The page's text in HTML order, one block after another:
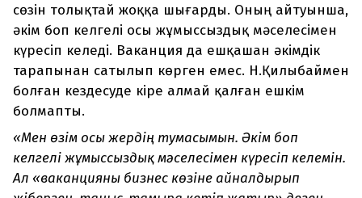
сөзін толықтай жоққа шығарды. Оның айтуынша,
әкім боп келгелі осы жұмыссыздық мәселесімен
күресіп келеді. Ваканция да ешқашан әкімдік
тарапынан сатылып көрген емес. Н.Қилыбаймен
болған кездесуде кіре алмай қалған ешкім
болмапты.
«Мен өзім осы жердің тумасымын. Әкім боп
келгелі жұмыссыздық мәселесімен күресіп келемін.
Ал «ваканцияны бизнес көзіне айналдырып